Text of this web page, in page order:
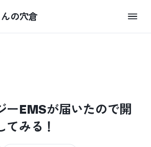
の穴倉
ーEMSが届いたので開
てみる！